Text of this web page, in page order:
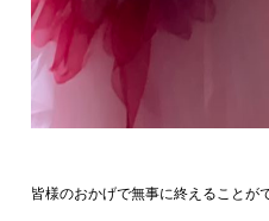
皆様のおかげで無事に終えることが